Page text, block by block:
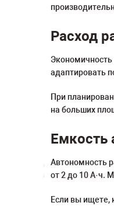
Расход
Экономичность
адаптировать
При
на больших
Емкость
Автономность
от 2 до 10 А·ч.
Если вы ищете,